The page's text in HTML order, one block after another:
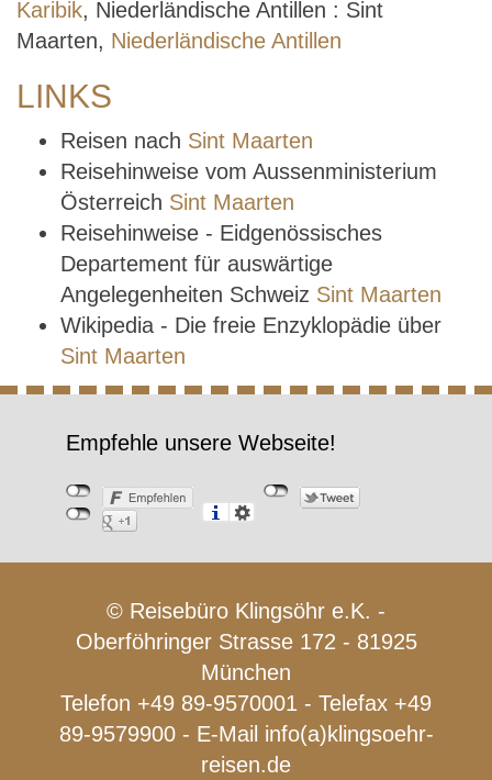
Karibik, Niederländische Antillen : Sint
Maarten, Niederländische Antillen
LINKS
Reisen nach Sint Maarten
Reisehinweise vom Aussenministerium
Österreich Sint Maarten
Reisehinweise - Eidgenössisches
Departement für auswärtige
Angelegenheiten Schweiz Sint Maarten
Wikipedia - Die freie Enzyklopädie über
Sint Maarten
Empfehle unsere Webseite!
© Reisebüro Klingsöhr e.K. -
Oberföhringer Strasse 172 - 81925
München
Telefon +49 89-9570001 - Telefax +49
89-9579900 - E-Mail info(a)klingsoehr-
reisen.de